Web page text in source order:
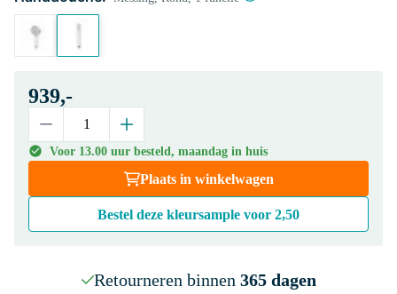
939,-
Voor 13.00 uur besteld, maandag in huis
Plaats in winkelwagen
Bestel deze kleursample voor 2,50
Retourneren binnen 365 dagen